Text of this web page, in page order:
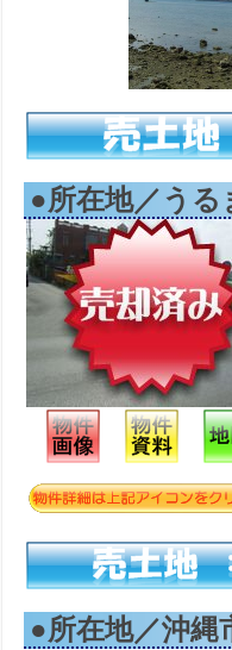
●所在地／うる
●所在地／沖縄